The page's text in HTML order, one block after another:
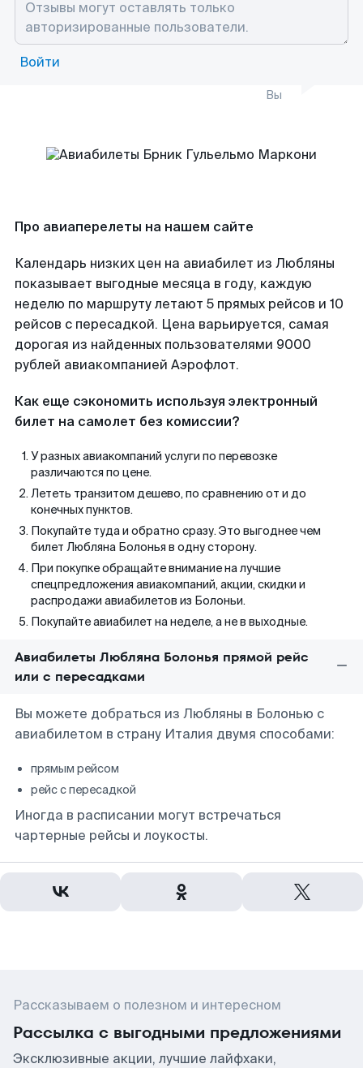
Войти
Вы
Про авиаперелеты на нашем сайте
Календарь низких цен на авиабилет из Любляны
показывает выгодные месяца в году, каждую
неделю по маршруту летают 5 прямых рейсов и 10
рейсов с пересадкой. Цена варьируется, самая
дорогая из найденных пользователями 9000
рублей авиакомпанией Аэрофлот.
Как еще сэкономить используя электронный
билет на самолет без комиссии?
У разных авиакомпаний услуги по перевозке
различаются по цене.
Лететь транзитом дешево, по сравнению от и до
конечных пунктов.
Покупайте туда и обратно сразу. Это выгоднее чем
билет Любляна Болонья в одну сторону.
При покупке обращайте внимание на лучшие
спецпредложения авиакомпаний, акции, скидки и
распродажи авиабилетов из Болоньи.
Покупайте авиабилет на неделе, а не в выходные.
Авиабилеты Любляна Болонья прямой рейс
или с пересадками
Вы можете добраться из Любляны в Болонью с
авиабилетом в страну Италия двумя способами:
прямым рейсом
рейс с пересадкой
Иногда в расписании могут встречаться
чартерные рейсы и лоукосты.
Рассказываем о полезном и интересном
Рассылка с выгодными предложениями
Эксклюзивные акции, лучшие лайфхаки,